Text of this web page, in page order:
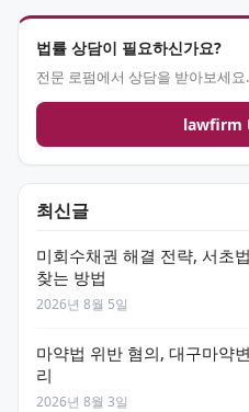
법률 상담이 필요하신가요?
전문 로펌에서 상담을 받아보세요.
lawfirm
최신글
미회수채권 해결 전략, 서초
찾는 방법
2026년 8월 5일
마약법 위반 혐의, 대구마약
리
2026년 8월 3일